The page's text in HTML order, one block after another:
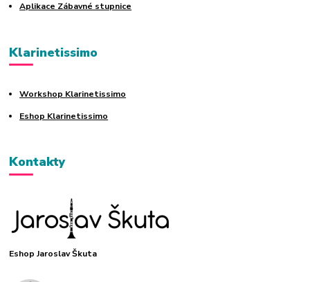
Aplikace Zábavné stupnice
Klarinetissimo
Workshop Klarinetissimo
Eshop Klarinetissimo
Kontakty
Eshop Jaroslav Škuta